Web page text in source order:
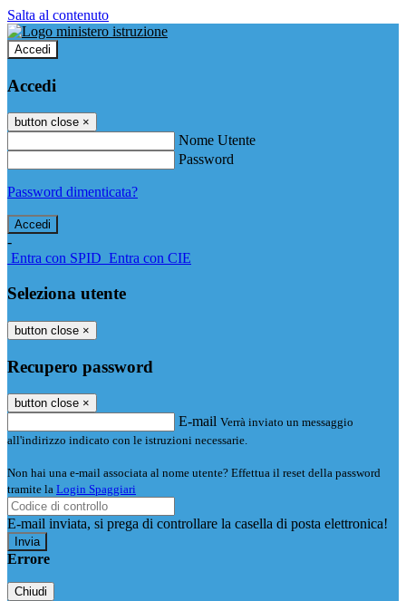
Salta al contenuto
Accedi
Accedi
button close ×
Nome Utente
Password
Password dimenticata?
-
Entra con SPID Entra con CIE
Seleziona utente
button close ×
Recupero password
button close ×
E-mail Verrà inviato un messaggio
all'indirizzo indicato con le istruzioni necessarie.
Non hai una e-mail associata al nome utente? Effettua il reset della password
tramite la Login Spaggiari
E-mail inviata, si prega di controllare la casella di posta elettronica!
Errore
Chiudi